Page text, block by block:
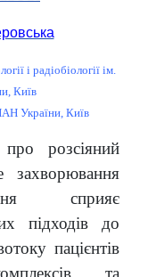
і радіобіології ім.
Київ
України, Київ
розсіяний
захворювання
сприяє
підходів до
пацієнтів
та